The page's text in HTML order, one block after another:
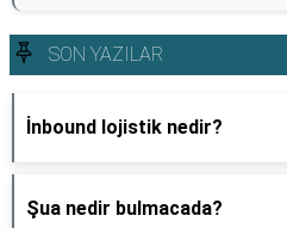
SON YAZILAR
İnbound lojistik nedir?
Şua nedir bulmacada?